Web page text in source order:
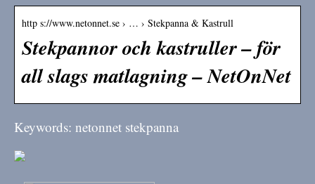
http s://www.netonnet.se › … › Stekpanna & Kastrull
Stekpannor och kastruller – för
all slags matlagning – NetOnNet
Keywords: netonnet stekpanna